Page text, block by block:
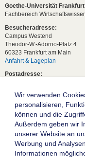
Goethe-Universität Frankfurt
Fachbereich
Besucheradresse:
Campus Westend
Theodor-W.-Adorno-Platz 4
60323 Frankfurt am Main
Anfahrt & Lageplan
Postadresse:
Studentische Anfragen:
studium[at]wiwi.uni-
Allgemeine Anfragen:
dekanat02[at]wiwi.uni-
Wir verwenden
personalisieren,
können und die
Außerdem geben wir
unserer Website an
Werbung und
Informationen